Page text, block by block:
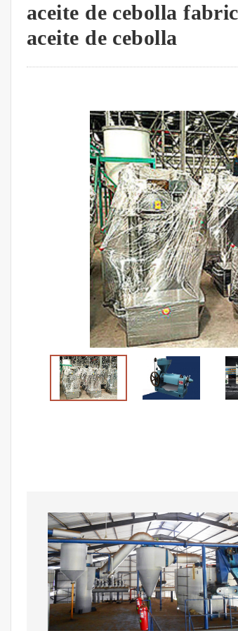
aceite de cebolla
aceite de cebolla